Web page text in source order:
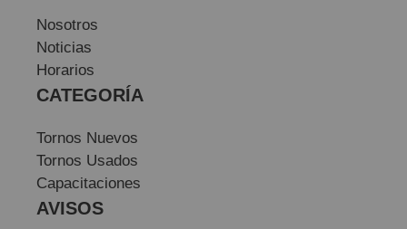
Nosotros
Noticias
Horarios
CATEGORÍA
Tornos Nuevos
Tornos Usados
Capacitaciones
AVISOS